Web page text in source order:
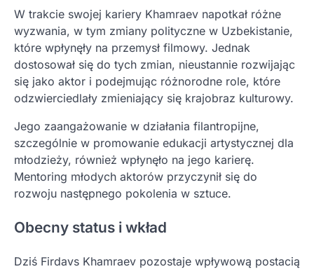
W trakcie swojej kariery Khamraev napotkał różne
wyzwania, w tym zmiany polityczne w Uzbekistanie,
które wpłynęły na przemysł filmowy. Jednak
dostosował się do tych zmian, nieustannie rozwijając
się jako aktor i podejmując różnorodne role, które
odzwierciedlały zmieniający się krajobraz kulturowy.
Jego zaangażowanie w działania filantropijne,
szczególnie w promowanie edukacji artystycznej dla
młodzieży, również wpłynęło na jego karierę.
Mentoring młodych aktorów przyczynił się do
rozwoju następnego pokolenia w sztuce.
Obecny status i wkład
Dziś Firdavs Khamraev pozostaje wpływową postacią